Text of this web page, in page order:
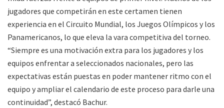
jugadores que competirán en este certamen tienen
experiencia en el Circuito Mundial, los Juegos Olímpicos y los
Panamericanos, lo que eleva la vara competitiva del torneo.
“Siempre es una motivación extra para los jugadores y los
equipos enfrentar a seleccionados nacionales, pero las
expectativas están puestas en poder mantener ritmo con el
equipo y ampliar el calendario de este proceso para darle una
continuidad”, destacó Bachur.